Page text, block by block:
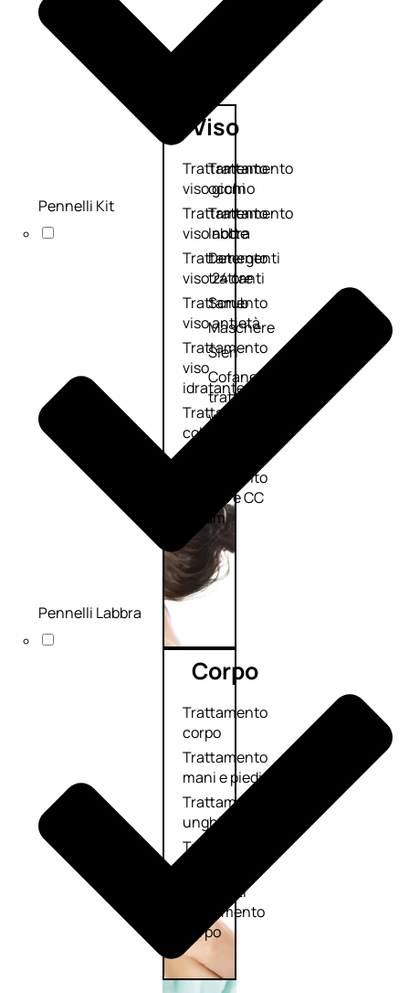
Viso
Trattamento
viso giorno
Trattamento
viso notte
Trattamento
viso 24 ore
Trattamento
viso antietà
Trattamento
viso
idratante
Trattamento
collo e
décolleté
Trattamento
viso BB e CC
cream
Trattamento
occhi
Trattamento
labbra
Detergenti
trattanti
Scrub
Maschere
Sieri
Cofanetti
trattamento
viso
Corpo
Trattamento
corpo
Trattamento
mani e piedi
Trattamento
unghie
Trattamento
Cofanetti
trattamento
corpo
Pennelli Kit
Pennelli Labbra